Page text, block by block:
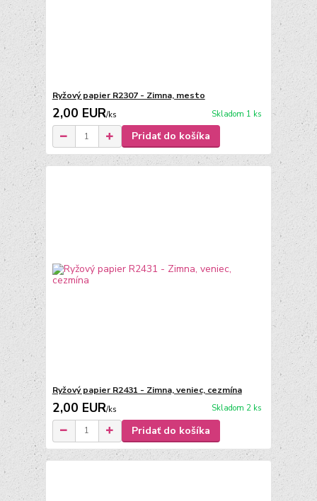
Ryžový papier R2307 - Zimna, mesto
2,00 EUR/ks Skladom 1 ks
Pridať do košíka
Ryžový papier R2431 - Zimna, veniec, cezmína
2,00 EUR/ks Skladom 2 ks
Pridať do košíka